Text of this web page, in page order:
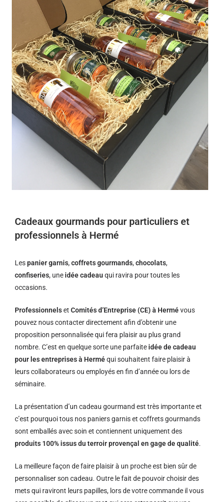
Cadeaux gourmands pour particuliers et
professionnels à Hermé
Lespanier garnis,coffrets gourmands,chocolats,
confiseries, une idée cadeau qui ravira pour toutes les
occasions.
Professionnelset Comités d’Entreprise (CE) à Hermévous
pouvez nous contacter directement afin d’obtenir une
proposition personnalisée qui fera plaisir au plus grand
nombre. C’est en quelque sorte une parfaite idée de cadeau
pour les entreprises à Herméqui souhaitent faire plaisir à
leurs collaborateurs ou employés en fin d’année ou lors de
séminaire.
La présentation d’un cadeau gourmand est très importante et
c’est pourquoi tous nos paniers garnis et coffrets gourmands
sont emballés avec soin et contiennent uniquement des
produits 100% issus du terroir provençal en gage de qualité.
La meilleure façon de faire plaisir à un proche est bien sûr de
personnaliser son cadeau. Outre le fait de pouvoir choisir des
mets qui raviront leurs papilles, lors de votre commande il vous